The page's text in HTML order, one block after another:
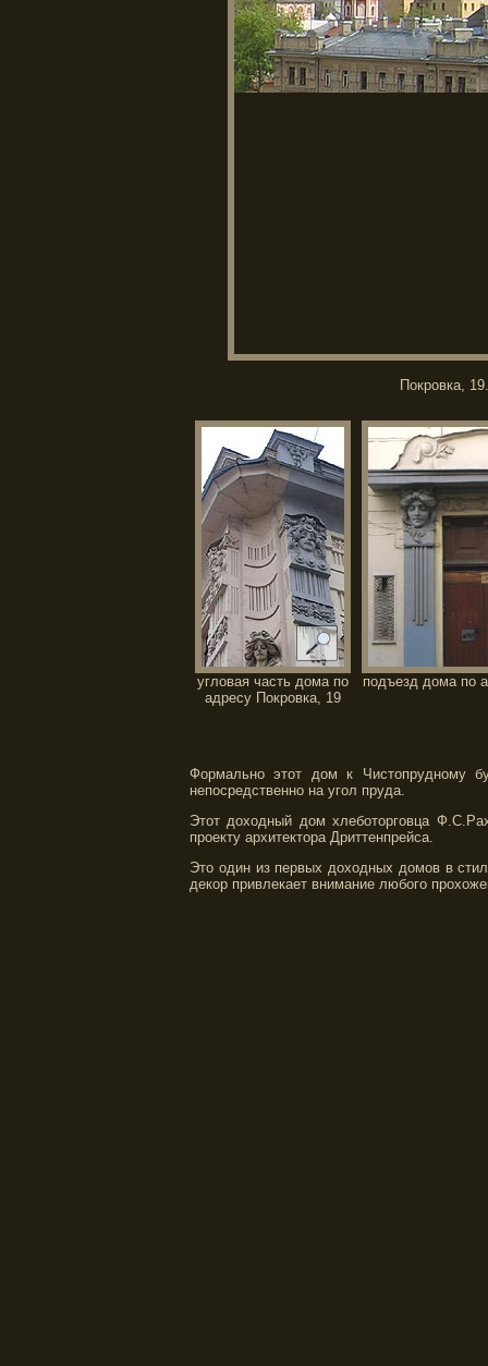
Покровка,
угловая часть дома по
адресу Покровка, 19
подъезд дома по
Формально этот дом к Чистопрудному
непосредственно на угол пруда.
Этот доходный дом хлеботорговца
проекту архитектора Дриттенпрейса.
Это один из первых доходных домов в
декор привлекает внимание любого